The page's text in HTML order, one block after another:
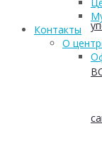
Контакты
О